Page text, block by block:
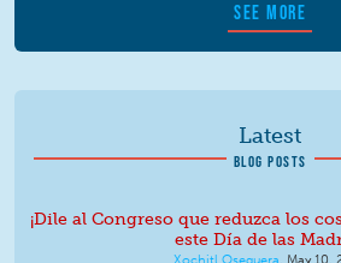
SEE MORE
Latest
BLOG POSTS
¡Dile al Congreso que reduzca los
este Día de las